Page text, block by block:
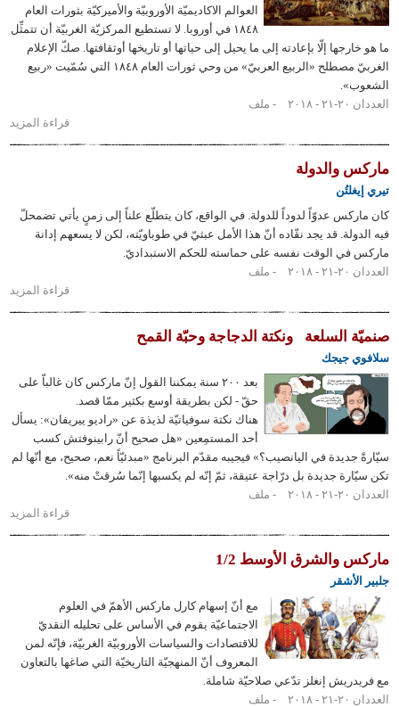
العوالم الاكاديميّة الأوروبيّة والأميركيّة بثورات العام
١٨٤٨ في أوروبا. لا تستطيع المركزيّة الغربيّة أن تتمثِّل
إلّا بإعادته إلى ما يحيل إلى حياتها أو تاريخها أوثقافتها. صكّ الإعلام
الغربيّ مصطلح «الربيع العربيّ» من وحي ثورات العام ١٨٤٨ التي سُمّيت «ربيع
ملف
قراءة المزيدحول
ماركس
والدولة
عدوّاً لدوداً للدولة. في الواقع، كان يتطلّع علناً إلى زمنٍ يأتي تضمحلّ
قد يجد نقّاده أنّ هذا الأمل عبثيّ في طوباويّته، لكن لا يسعهم إدانة
الوقت نفسه على حماسته للحكم الاستبداديّ.
ملف
قراءة المزيدحول
ماركس
السلعة ونكتة الدجاجة وحبّة القمح
جيجك
بعد ٢٠٠ سنة يمكننا القول إنّ ماركس كان غالباّ على
حقّ - لكن بطريقة أوسع بكثير ممّا قصد.
هناك نكتة سوفياتيّة لذيذة عن «راديو ييريفان»: يسأل
أحد المستمِعين «هل صحيح أنّ رابينوفتش كسب
في اليانصيب؟» فيجيبه مقدّم البرنامج «مبدئيّاً نعم، صحيح، مع أنّها لم
جديدة بل درّاجة عتيقة، ثمّ إنّه لم يكسبها إنّما سُرقتْ منه».
ملف
قراءة المزيدحول
صنميّة
والشرق الأوسط 1/2
مع أنّ إسهام كارل ماركس الأهمّ في العلوم
الاجتماعيّة يقوم في الأساس على تحليله النقديّ
للاقتصادات والسياسات الأوروبيّة الغربيّة، فإنّه لمن
المعروف أنّ المنهجيّة التاريخيّة التي صاغها بالتعاون
إنغلز تدّعي صلاحيّة شاملة.
ملف